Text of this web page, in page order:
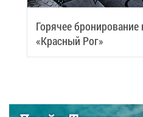
Го­ря­чее
«Крас­ный Рог»